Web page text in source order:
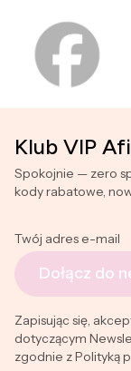
Klub VIP
Spokojnie — zero
kody rabatowe,
Twój adres e-mail
Dołącz do
Zapisując się,
dotyczącym
zgodnie z Polityką